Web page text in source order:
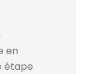
en
étape